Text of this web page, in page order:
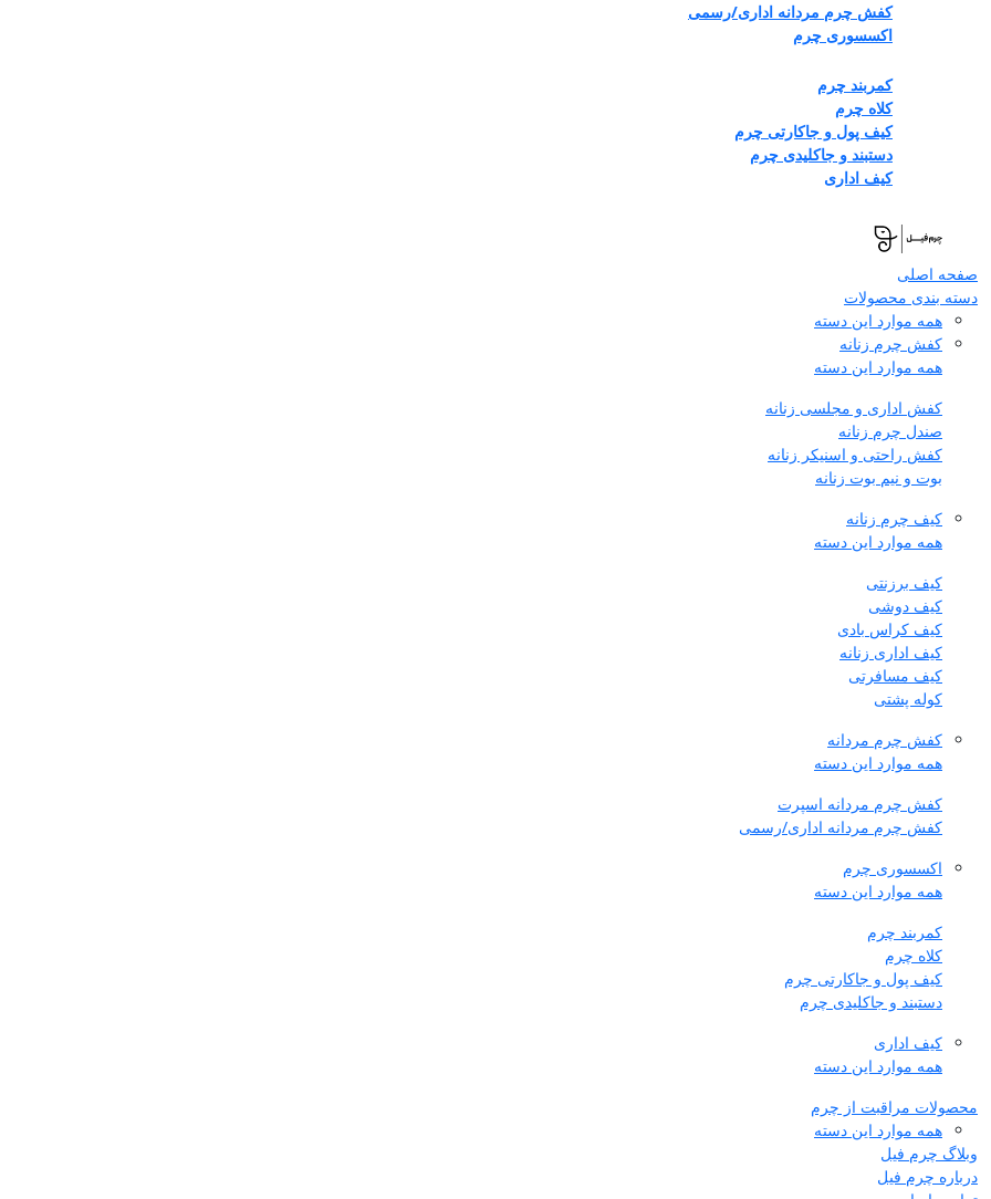
کفش چرم مردانه اداری/رسمی
اکسسوری چرم
کمربند چرم
کلاه چرم
کیف پول و جاکارتی چرم
دستبند و جاکلیدی چرم
کیف اداری
صفحه اصلی
دسته بندی محصولات
همه موارد این دسته
کفش چرم زنانه
همه موارد این دسته
کفش اداری و مجلسی زنانه
صندل چرم زنانه
کفش راحتی و اسنیکر زنانه
بوت و نیم بوت زنانه
کیف چرم زنانه
همه موارد این دسته
کیف برزنتی
کیف دوشی
کیف کراس بادی
کیف اداری زنانه
کیف مسافرتی
کوله پشتی
کفش چرم مردانه
همه موارد این دسته
کفش چرم مردانه اسپرت
کفش چرم مردانه اداری/رسمی
اکسسوری چرم
همه موارد این دسته
کمربند چرم
کلاه چرم
کیف پول و جاکارتی چرم
دستبند و جاکلیدی چرم
کیف اداری
همه موارد این دسته
محصولات مراقبت از چرم
همه موارد این دسته
وبلاگ چرم فیل
درباره چرم فیل